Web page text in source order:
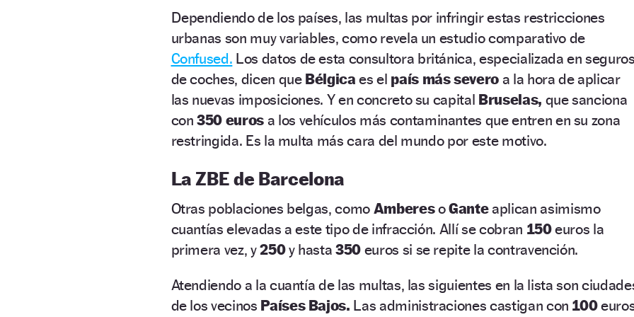
Dependiendo de los países, las multas por infringir estas restricciones
urbanas son muy variables, como revela un estudio comparativo de
Confused. Los datos de esta consultora británica, especializada en seguros
de coches, dicen que Bélgica es el país más severo a la hora de aplicar
las nuevas imposiciones. Y en concreto su capital Bruselas, que sanciona
con350 eurosa los vehículos más contaminantes que entren en su zona
restringida. Es la multa más cara del mundo por este motivo.
La ZBE de Barcelona
Otras poblaciones belgas, como AmberesoGanteaplican asimismo
cuantías elevadas a este tipo de infracción. Allí se cobran 150euros la
primera vez, y250y hasta350 euros si se repite la contravención.
Atendiendo a la cuantía de las multas, las siguientes en la lista son
de los vecinos Países Bajos. Las administraciones castigan con 100